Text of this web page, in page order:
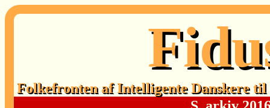
Folkefronten af Intelligente Danskere